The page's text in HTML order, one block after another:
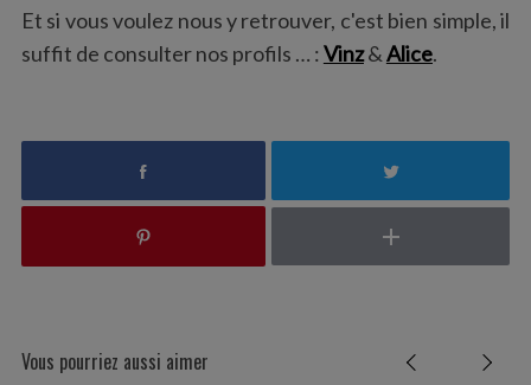
Et si vous voulez nous y retrouver, c'est bien simple, il
suffit de consulter nos profils … : Vinz&Alice.
Vous pourriez aussi aimer